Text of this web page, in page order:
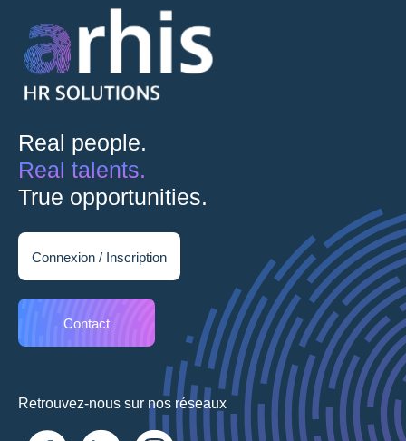
Real people.
Real talents.
True opportunities.
Connexion / Inscription
Contact
Retrouvez-nous sur nos réseaux